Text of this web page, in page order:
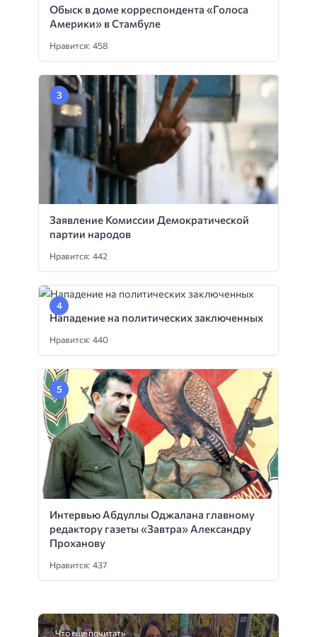
Обыск в доме корреспондента «Голоса
Америки» в Стамбуле
Нравится: 458
Заявление Комиссии Демократической
партии народов
Нравится: 442
Нападение на политических заключенных
Нравится: 440
Интервью Абдуллы Оджалана главному
редактору газеты «Завтра» Александру
Проханову
Нравится: 437
Что еще почитать